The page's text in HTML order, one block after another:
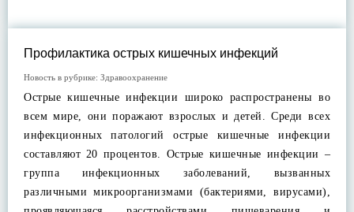
Профилактика острых кишечных инфекций
Новость в рубрике: Здравоохранение
Острые кишечные инфекции широко распространены во
всем мире, они поражают взрослых и детей. Среди всех
инфекционных патологий острые кишечные инфекции
составляют 20 процентов. Острые кишечные инфекции –
группа инфекционных заболеваний, вызванных
различными микроорганизмами (бактериями, вирусами),